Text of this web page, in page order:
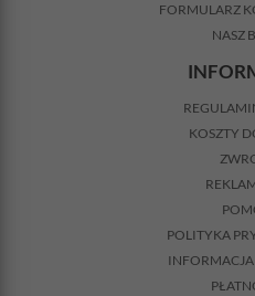
FORMULARZ
NASZ
KOSZTY
POLITYKA